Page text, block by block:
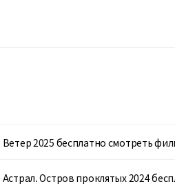
Ветер 2025 бесплатно смотреть
Астрал. Остров проклятых 2024